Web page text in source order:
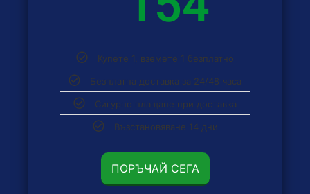
Купете 1, вземете 1 безплатно
Безплатна доставка за 24/48 часа
Сигурно плащане при доставка
Възстановяване 14 дни
ПОРЪЧАЙ СЕГА